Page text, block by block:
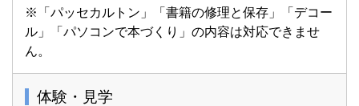
※「パッセカルトン」「書籍の修理と保存」「デコー
ル」「パソコンで本づくり」の内容は対応できませ
ん。
体験・見学